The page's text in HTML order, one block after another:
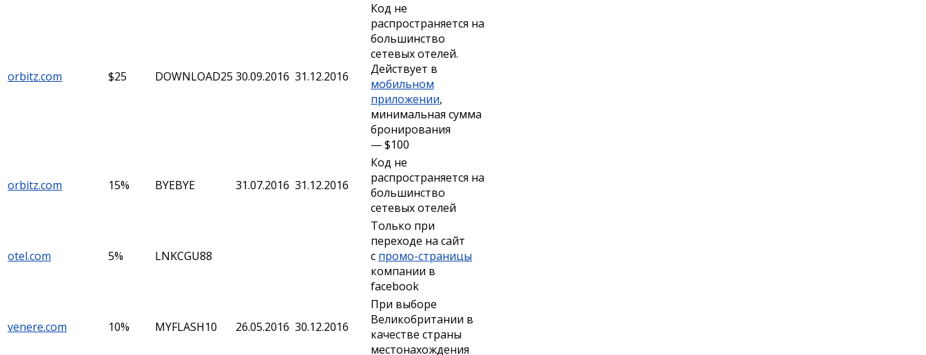
orbitz.com $25 DOWNLOAD25 30.09.2016 31.12.2016
Код не
распространяется на
большинство
сетевых отелей.
Действует в
мобильном
приложении,
минимальная сумма
бронирования
— $100
orbitz.com 15% BYEBYE 31.07.2016 31.12.2016
Код не
распространяется на
большинство
сетевых отелей
otel.com 5% LNKCGU88
Только при
переходе на сайт
с промо-страницы
компании в
facebook
venere.com 10% MYFLASH10 26.05.2016 30.12.2016
При выборе
Великобритании в
качестве страны
местонахождения